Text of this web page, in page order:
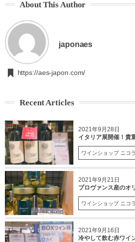
About This Author
japonaes
https://aes-japon.com/
Recent Articles
2021年9月28日
イタリア展開催！貴
ワインショップ ニコラ
2021年9月21日
プロヴァンス産のオ
ワインショップ ニコラ
2021年9月16日
冷やして飲む赤ワイ